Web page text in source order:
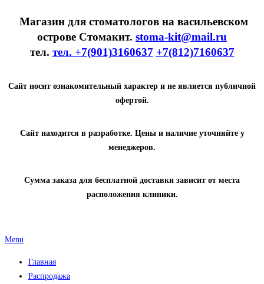
Магазин для стоматологов на васильевском
острове Стомакит. stoma-kit@mail.ru
тел. тел. +7(901)3160637 +7(812)7160637
Сайт носит ознакомительный характер и не является публичной
офертой.
Сайт находится в разработке. Цены и наличие уточняйте у
менеджеров.
Сумма заказа для бесплатной доставки зависит от места
расположения клиники.
Menu
Главная
Распродажа